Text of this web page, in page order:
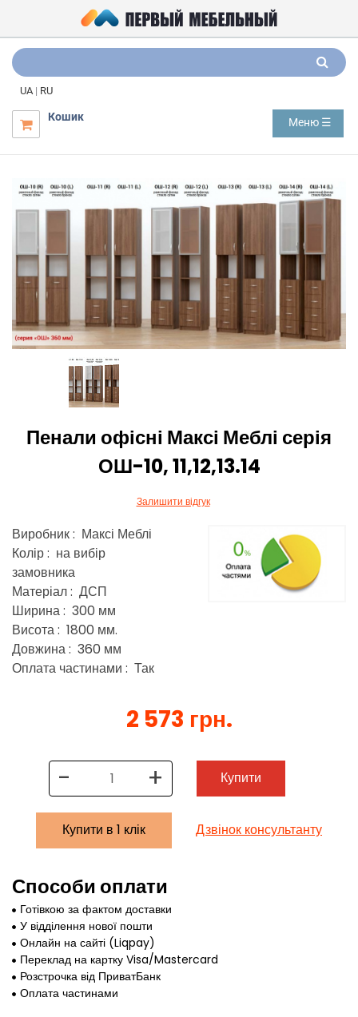
UA | RU

Кошик Меню ☰
Пенали офісні Максі Меблі серія
ОШ-10, 11,12,13.14
Залишити відгук
Виробник : Максі Меблі
Колір : на вибір
замовника
Матеріал : ДСП
Ширина : 300 мм
Висота : 1800 мм.
Довжина : 360 мм
Оплата частинами : Так
2 573 грн.
- + Купити
Купити в 1 клік Дзвінок консультанту
Способи оплати
Готівкою за фактом доставки
У відділення нової пошти
Онлайн на сайті (Liqpay)
Переклад на картку Visa/Mastercard
Розстрочка від ПриватБанк
Оплата частинами